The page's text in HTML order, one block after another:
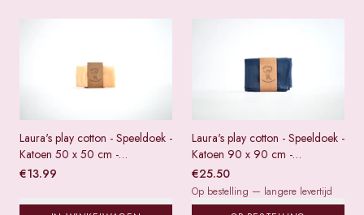
Laura's play cotton - Speeldoek -
Katoen 50 x 50 cm -
Lichtoranje
€13.99
Laura's play cotton - Speeldoek -
Katoen 90 x 90 cm -
Donkerblauw
€25.50
Op bestelling — langere levertijd